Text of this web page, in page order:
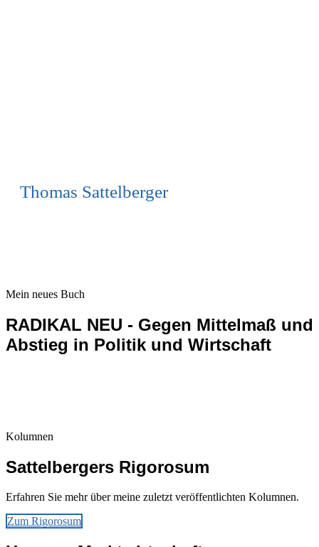
Thomas Sattelberger
Mein neues Buch
RADIKAL NEU - Gegen Mittelmaß und
Abstieg in Politik und Wirtschaft
Kolumnen
Sattelbergers Rigorosum
Erfahren Sie mehr über meine zuletzt veröffentlichten Kolumnen.
Zum Rigorosum